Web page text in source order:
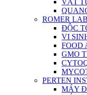
VẬT
ROMER
ĐỘC
VI
FOOD
GMO
PERTEN
MÁY